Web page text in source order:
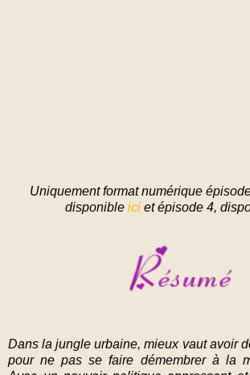
Uniquement format numérique
disponible iciet épisode 4,
Dans la jungle urbaine, mieux vaut avoir
pour ne pas se faire démembrer à la